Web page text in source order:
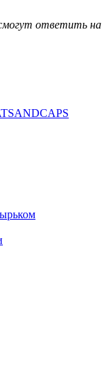
ответить на